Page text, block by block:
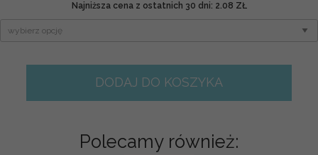
Najniższa cena z ostatnich 30 dni: 2.08 ZŁ
DODAJ DO KOSZYKA
Polecamy również: